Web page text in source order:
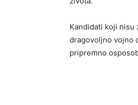
Kandidati koji nisu
dragovoljno vojno
pripremno